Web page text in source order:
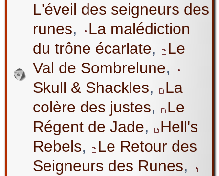
L'éveil des seigneurs des
runes,
La malédiction
du trône écarlate,
Le
Val de Sombrelune,
Skull & Shackles,
La
colère des justes,
Le
Régent de Jade,
Hell's
Rebels,
Le Retour des
Seigneurs des Runes,